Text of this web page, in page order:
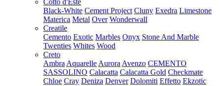
Cotto d'Este
Black-White Cement Project Cluny Exedra Limestone
Materica Metal Over Wonderwall
Creatile
Cemento Exotic Marbles Onyx Stone And Marble
Twenties Whites Wood
Creto
Ambra Aquarelle Aurora Avenzo CEMENTO
SASSOLINO Calacatta Calacatta Gold Checkmate
Chloe Cray Deniza Denver Dolomiti Effetto Ekzotic